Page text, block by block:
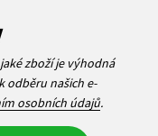
zboží je výhodná
odběru našich e-
osobních údajů.